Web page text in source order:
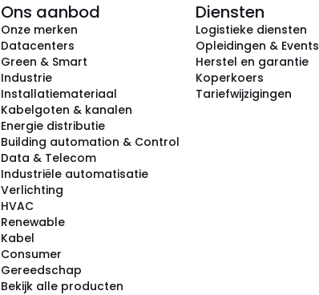
Ons aanbod
Onze merken
Datacenters
Green & Smart
Industrie
Installatiemateriaal
Kabelgoten & kanalen
Energie distributie
Building automation & Control
Data & Telecom
Industriële automatisatie
Verlichting
HVAC
Renewable
Kabel
Consumer
Gereedschap
Bekijk alle producten
Diensten
Logistieke diensten
Opleidingen & Events
Herstel en garantie
Koperkoers
Tariefwijzigingen